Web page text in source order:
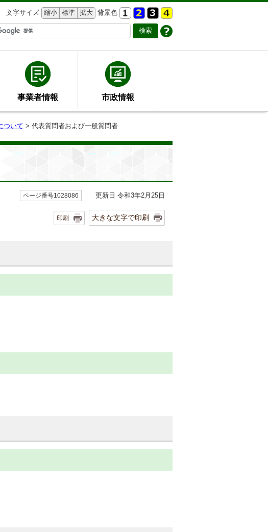
文字サイズ 縮小 標準 拡大 背景色
事業者情報 市政情報
ついて > 代表質問者および一般質問者
ページ番号1028086 更新日 令和3年2月25日
印刷 大きな文字で印刷